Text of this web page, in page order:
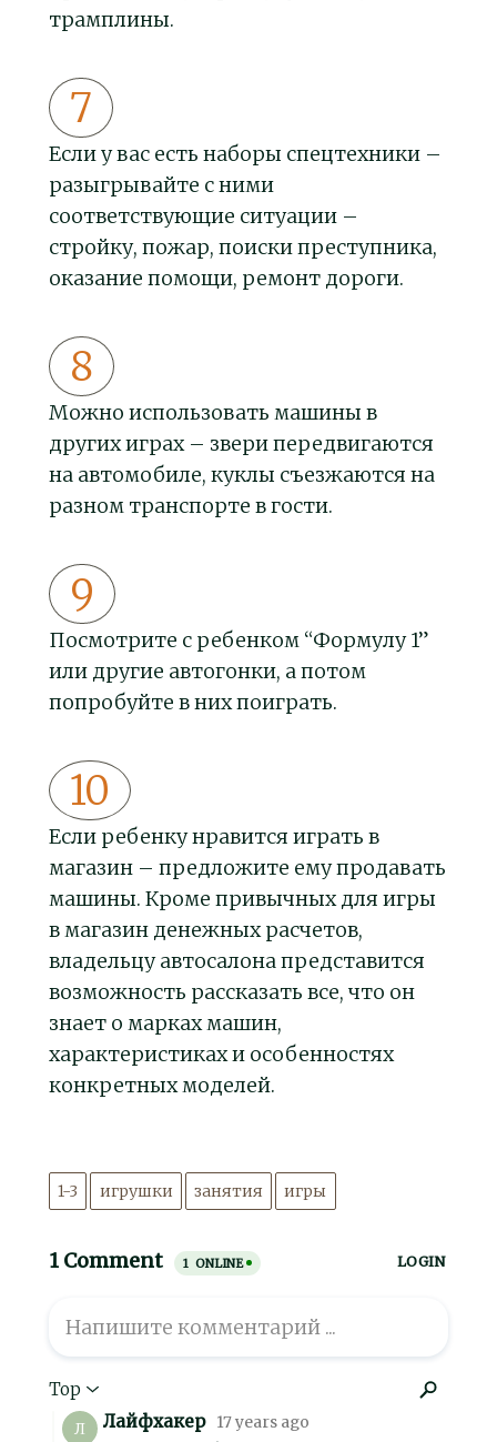
трамплины.
Если у вас есть наборы спецтехники –
разыгрывайте с ними
соответствующие ситуации –
стройку, пожар, поиски преступника,
оказание помощи, ремонт дороги.
Можно использовать машины в
других играх – звери передвигаются
на автомобиле, куклы съезжаются на
разном транспорте в гости.
Посмотрите с ребенком “Формулу 1”
или другие автогонки, а потом
попробуйте в них поиграть.
Если ребенку нравится играть в
магазин – предложите ему продавать
машины. Кроме привычных для игры
в магазин денежных расчетов,
владельцу автосалона представится
возможность рассказать все, что он
знает о марках машин,
характеристиках и особенностях
конкретных моделей.
1-3 игрушки занятия игры